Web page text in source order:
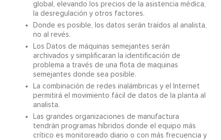
global, elevando los precios de la asistencia médica,
la desregulación y otros factores.
Donde es posible, los datos serán traídos al analista,
no al revés.
Los Datos de máquinas semejantes serán
archivados y simplificaran la identificación de
problema a través de una flota de maquinas
semejantes donde sea posible.
La combinación de redes inalámbricas y el Internet
permitirá el movimiento fácil de datos de la planta al
analista.
Las grandes organizaciones de manufactura
tendrán programas híbridos donde el equipo más
crítico es monitoreado diario o con más frecuencia y